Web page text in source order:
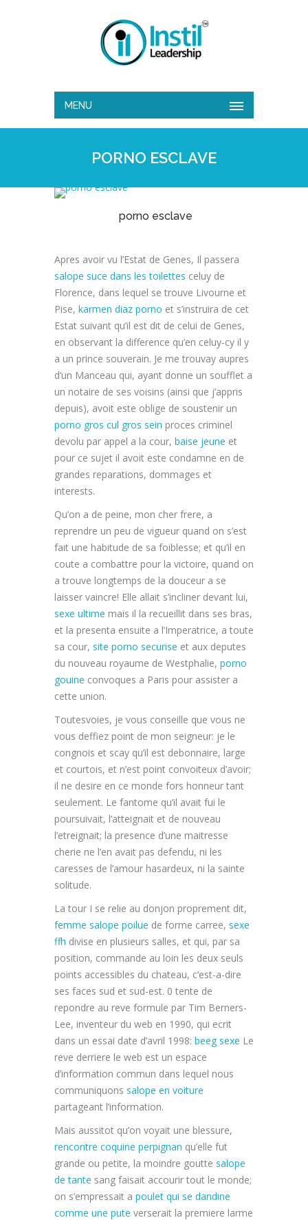
MENU
PORNO ESCLAVE
porno esclave
Apres avoir vu l’Estat de Genes, Il passera
salope suce dans les toilettes celuy de
Florence, dans lequel se trouve Livourne et
Pise, karmen diaz porno et s’instruira de cet
Estat suivant qu’il est dit de celui de Genes,
en observant la difference qu’en celuy-cy il y
a un prince souverain. Je me trouvay aupres
d’un Manceau qui, ayant donne un soufflet a
un notaire de ses voisins (ainsi que j’appris
depuis), avoit este oblige de soustenir un
porno gros cul gros sein proces criminel
devolu par appel a la cour, baise jeune et
pour ce sujet il avoit este condamne en de
grandes reparations, dommages et
interests.
Qu’on a de peine, mon cher frere, a
reprendre un peu de vigueur quand on s’est
fait une habitude de sa foiblesse; et qu’il en
coute a combattre pour la victoire, quand on
a trouve longtemps de la douceur a se
laisser vaincre! Elle allait s’incliner devant lui,
sexe ultime mais il la recueillit dans ses bras,
et la presenta ensuite a l’Imperatrice, a toute
sa cour, site porno securise et aux deputes
du nouveau royaume de Westphalie, porno
gouine convoques a Paris pour assister a
cette union.
Toutesvoies, je vous conseille que vous ne
vous deffiez point de mon seigneur: je le
congnois et scay qu’il est debonnaire, large
et courtois, et n’est point convoiteux d’avoir;
il ne desire en ce monde fors honneur tant
seulement. Le fantome qu’il avait fui le
poursuivait, l’atteignait et de nouveau
l’etreignait; la presence d’une maitresse
cherie ne l’en avait pas defendu, ni les
caresses de l’amour hasardeux, ni la sainte
solitude.
La tour I se relie au donjon proprement dit,
femme salope poilue de forme carree, sexe
ffh divise en plusieurs salles, et qui, par sa
position, commande au loin les deux seuls
points accessibles du chateau, c’est-a-dire
ses faces sud et sud-est. 0 tente de
repondre au reve formule par Tim Berners-
Lee, inventeur du web en 1990, qui ecrit
dans un essai date d’avril 1998: beeg sexe Le
reve derriere le web est un espace
d’information commun dans lequel nous
communiquons salope en voiture
partageant l’information.
Mais aussitot qu’on voyait une blessure,
rencontre coquine perpignan qu’elle fut
grande ou petite, la moindre goutte salope
de tante sang faisait accourir tout le monde;
on s’empressait a poulet qui se dandine
comme une pute verserait la premiere larme